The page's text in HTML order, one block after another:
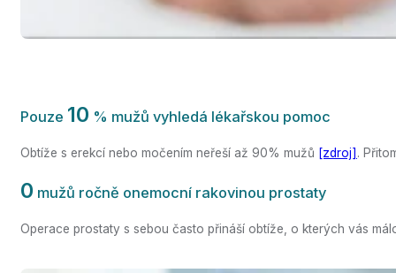
Pouze 10 % mužů vyhledá lékařskou pomoc
Obtíže s erekcí nebo močením neřeší až 90% mužů [zdroj] .
0 mužů ročně onemocní rakovinou prostaty
Operace prostaty s sebou často přináší obtíže, o kterých vás